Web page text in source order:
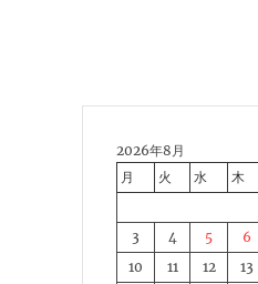
2026年8月
月
火 水 木
3
4 5 6
10
11 12 13